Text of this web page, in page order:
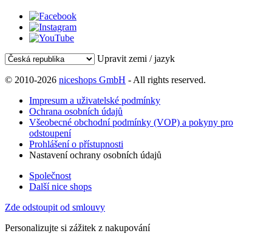
Upravit zemi / jazyk
© 2010-2026 niceshops GmbH - All rights reserved.
Impresum a uživatelské podmínky
Ochrana osobních údajů
Všeobecné obchodní podmínky (VOP) a pokyny pro
odstoupení
Prohlášení o přístupnosti
Nastavení ochrany osobních údajů
Společnost
Další nice shops
Zde odstoupit od smlouvy
Personalizujte si zážitek z nakupování